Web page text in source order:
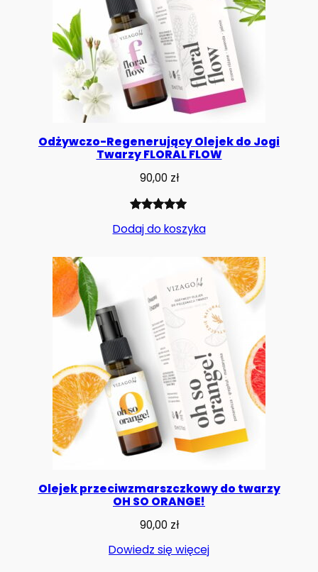
Odżywczo-Regenerujący Olejek do Jogi
Twarzy FLORAL FLOW
90,00 zł
5.00na 5
klienta
Dodaj do koszyka
Olejek przeciwzmarszczkowy do twarzy
OH SO ORANGE!
90,00 zł
Dowiedz się więcej